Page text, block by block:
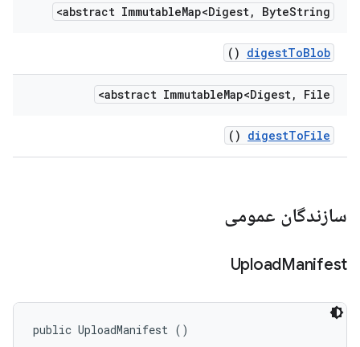
abstract ImmutableMap<Digest, ByteString>
digestToBlob
()
abstract ImmutableMap<Digest, File>
digestToFile
()
سازندگان عمومی
UploadManifest
public UploadManifest ()